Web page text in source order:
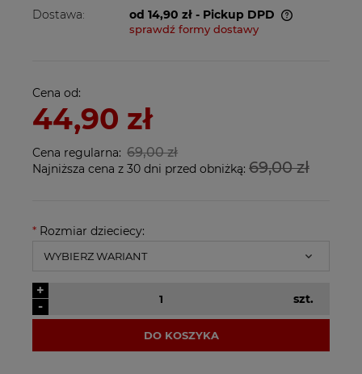
Dostawa:
od 14,90 zł - Pickup DPD
Cena nie zawiera ewentualnych kosztów
sprawdź formy dostawy
Cena od:
44,90 zł
Cena regularna: 69,00 zł
Najniższa cena z 30 dni przed obniżką: 69,00 zł
* Rozmiar dzieciecy:
-
+
szt.
DO KOSZYKA